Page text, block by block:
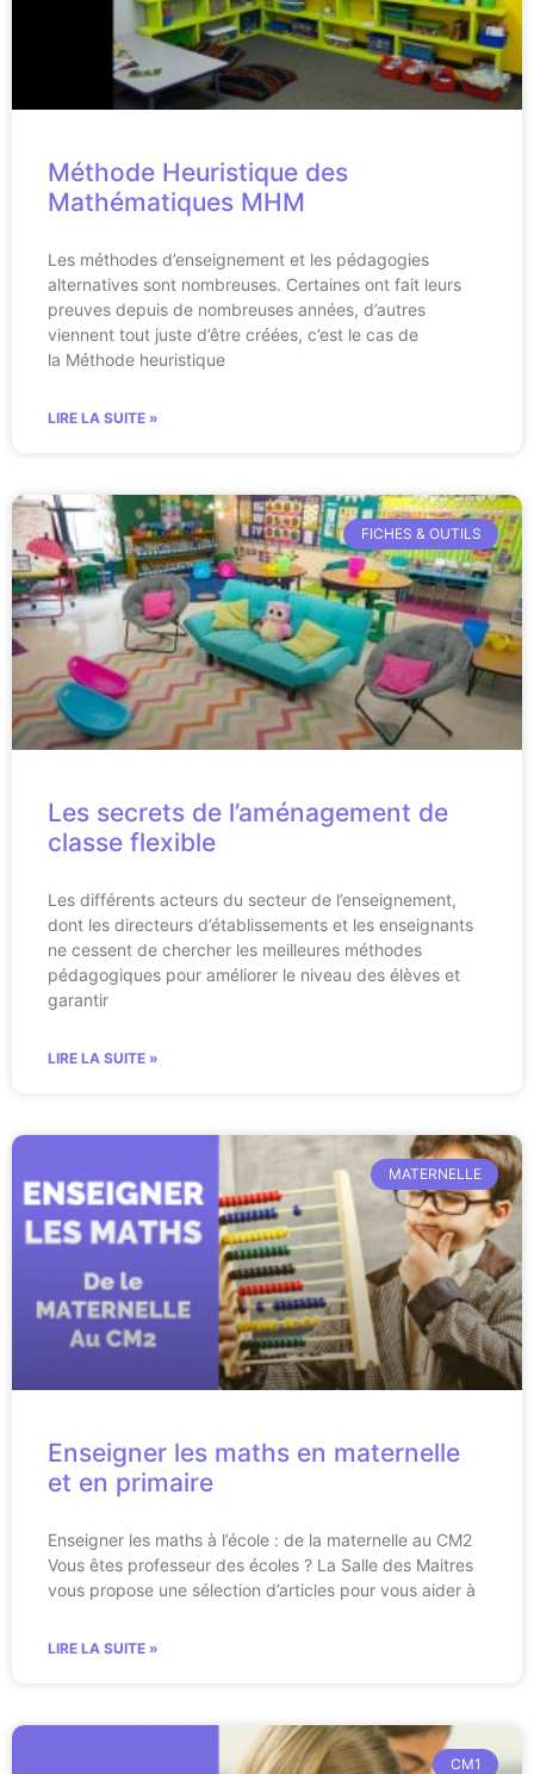
Méthode Heuristique des
Mathématiques MHM
Les méthodes d’enseignement et les pédagogies
alternatives sont nombreuses. Certaines ont fait leurs
preuves depuis de nombreuses années, d’autres
viennent tout juste d’être créées, c’est le cas de
la Méthode heuristique
LIRE LA SUITE »
FICHES & OUTILS
Les secrets de l’aménagement de
classe flexible
Les différents acteurs du secteur de l’enseignement,
dont les directeurs d’établissements et les enseignants
ne cessent de chercher les meilleures méthodes
pédagogiques pour améliorer le niveau des élèves et
garantir
LIRE LA SUITE »
MATERNELLE
Enseigner les maths en maternelle
et en primaire
Enseigner les maths à l’école : de la maternelle au CM2
Vous êtes professeur des écoles ? La Salle des Maitres
vous propose une sélection d’articles pour vous aider à
LIRE LA SUITE »
CM1